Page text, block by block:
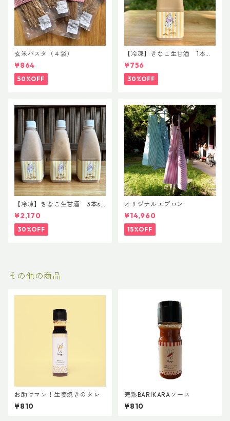
玄米パスタ（４袋）
¥864
50%OFF
【冷凍】きなこ生甘酒 1本
8/12まで
¥756
30%OFF
【冷凍】きなこ生甘酒 3本se
t 8/12まで
¥2,170
30%OFF
オリジナルエプロン
¥14,960
15%OFF
その他の商品
お助けマン！生姜焼きのタレ
¥810
完熟BARIKARAソース
¥810